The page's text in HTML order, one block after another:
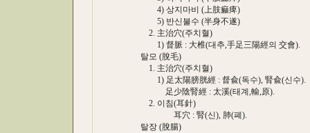
4) 상지마비 (上肢痲痺)
5) 반신불수 (半身不遂)
2. 主治穴(주치혈)
1) 督脈 : 大椎(대추,手足三陽經의 交會).
탈모 (脫毛)
1. 主治穴(주치혈)
1) 足太陽膀胱經 : 督兪(독수), 腎兪(신수).
足少陰腎經 : 太溪(태계,輸,原).
2. 이침(耳針)
耳穴 : 腎(신), 肺(폐).
탈장 (脫腸)